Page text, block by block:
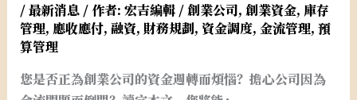
/最新消息/ 作者: 宏吉編輯 /創業公司, 創業資金, 庫存
管理, 應收應付, 融資, 財務規劃, 資金調度, 金流管理, 預
算管理
您是否正為創業公司的資金週轉而煩惱？擔心公司因為